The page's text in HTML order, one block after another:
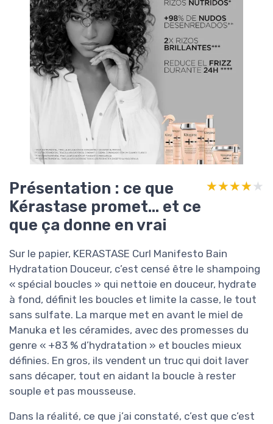
Présentation : ce que
Kérastase promet… et ce
que ça donne en vrai
★★★★★
★★★★★
Sur le papier, KERASTASE Curl Manifesto Bain
Hydratation Douceur, c’est censé être le shampoing
« spécial boucles » qui nettoie en douceur, hydrate
à fond, définit les boucles et limite la casse, le tout
sans sulfate. La marque met en avant le miel de
Manuka et les céramides, avec des promesses du
genre « +83 % d’hydratation » et boucles mieux
définies. En gros, ils vendent un truc qui doit laver
sans décaper, tout en aidant la boucle à rester
souple et pas mousseuse.
Dans la réalité, ce que j’ai constaté, c’est que c’est